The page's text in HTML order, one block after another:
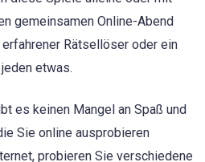
gemeinsamen Online-Abend
Rätsellöser oder ein
etwas.
es keinen Mangel an Spaß und
Sie online ausprobieren
probieren Sie verschiedene